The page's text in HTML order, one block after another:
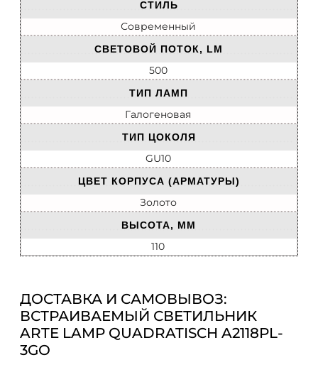
СТИЛЬ
Современный
СВЕТОВОЙ ПОТОК, LM
500
ТИП ЛАМП
Галогеновая
ТИП ЦОКОЛЯ
GU10
ЦВЕТ КОРПУСА (АРМАТУРЫ)
Золото
ВЫСОТА, ММ
110
ДОСТАВКА И САМОВЫВОЗ:
ВСТРАИВАЕМЫЙ СВЕТИЛЬНИК
ARTE LAMP QUADRATISCH A2118PL-
3GO